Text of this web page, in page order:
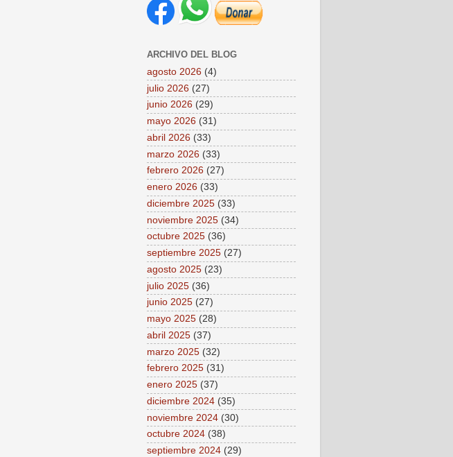
ARCHIVO DEL BLOG
agosto 2026 (4)
julio 2026 (27)
junio 2026 (29)
mayo 2026 (31)
abril 2026 (33)
marzo 2026 (33)
febrero 2026 (27)
enero 2026 (33)
diciembre 2025 (33)
noviembre 2025 (34)
octubre 2025 (36)
septiembre 2025 (27)
agosto 2025 (23)
julio 2025 (36)
junio 2025 (27)
mayo 2025 (28)
abril 2025 (37)
marzo 2025 (32)
febrero 2025 (31)
enero 2025 (37)
diciembre 2024 (35)
noviembre 2024 (30)
octubre 2024 (38)
septiembre 2024 (29)